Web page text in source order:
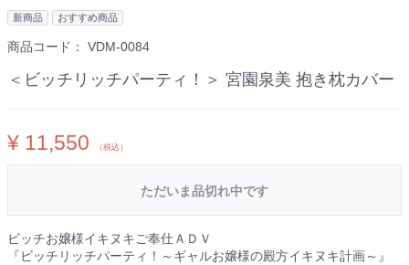
新商品 おすすめ商品
商品コード： VDM-0084
＜ビッチリッチパーティ！＞ 宮園泉美 抱き枕カバー
¥ 11,550 （税込）
ただいま品切れ中です
ビッチお嬢様イキヌキご奉仕ＡＤＶ
『ビッチリッチパーティ！～ギャルお嬢様の殿方イキヌキ計画～』